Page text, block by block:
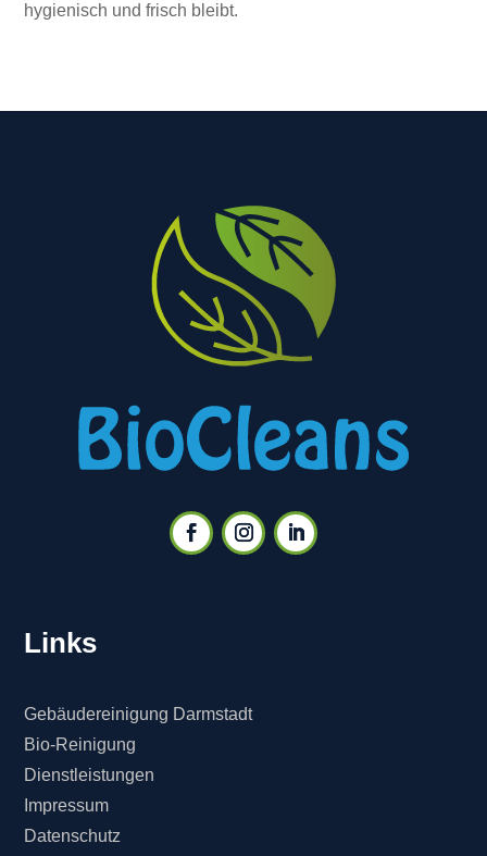
hygienisch und frisch bleibt.
Links
Gebäudereinigung Darmstadt
Bio-Reinigung
Dienstleistungen
Impressum
Datenschutz